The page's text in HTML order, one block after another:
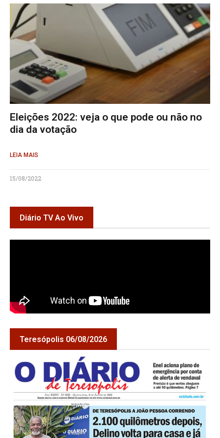
Eleições 2022: veja o que pode ou não no
dia da votação
LEIA MAIS
15/08/2022
Diário TV Ao Vivo
Teresópolis 06/08/2026